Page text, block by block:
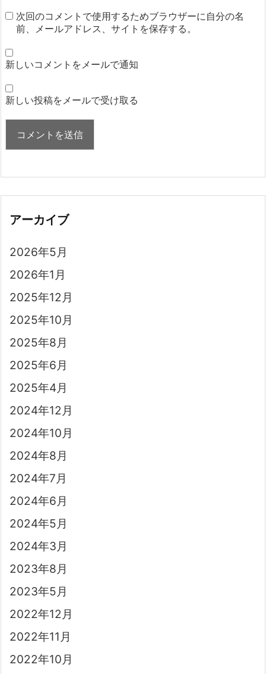
次回のコメントで使用するためブラウザーに自分の名
前、メールアドレス、サイトを保存する。
新しいコメントをメールで通知
新しい投稿をメールで受け取る
アーカイブ
2026年5月
2026年1月
2025年12月
2025年10月
2025年8月
2025年6月
2025年4月
2024年12月
2024年10月
2024年8月
2024年7月
2024年6月
2024年5月
2024年3月
2023年8月
2023年5月
2022年12月
2022年11月
2022年10月